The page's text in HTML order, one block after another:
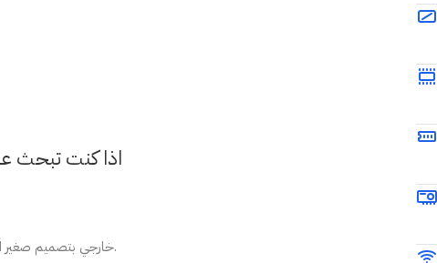
هارد ssd خارجي بتصميم صغير الحجم وسهل الحمل في الجيب أو الشنطة.